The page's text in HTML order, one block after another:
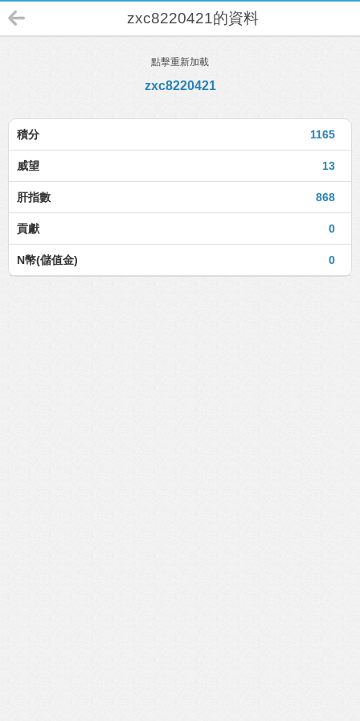
zxc8220421的資料
點擊重新加載
zxc8220421
1165
積分
13
威望
868
肝指數
0
貢獻
0
N幣(儲值金)